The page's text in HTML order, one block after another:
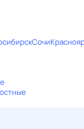
Сочи